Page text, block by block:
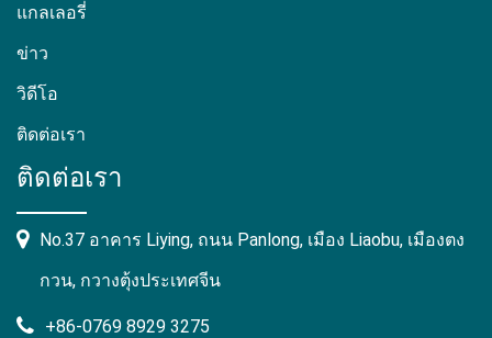
แกลเลอรี่
ข่าว
วิดีโอ
ติดต่อเรา
ติดต่อเรา
No.37 อาคาร Liying, ถนน Panlong, เมือง Liaobu, เมืองตง
กวน, กวางตุ้งประเทศจีน
+86-0769 8929 3275